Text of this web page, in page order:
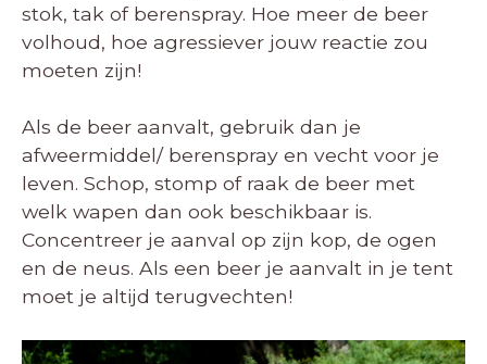
stok, tak of berenspray. Hoe meer de beer
volhoud, hoe agressiever jouw reactie zou
moeten zijn!
Als de beer aanvalt, gebruik dan je
afweermiddel/ berenspray en vecht voor je
leven. Schop, stomp of raak de beer met
welk wapen dan ook beschikbaar is.
Concentreer je aanval op zijn kop, de ogen
en de neus. Als een beer je aanvalt in je tent
moet je altijd terugvechten!